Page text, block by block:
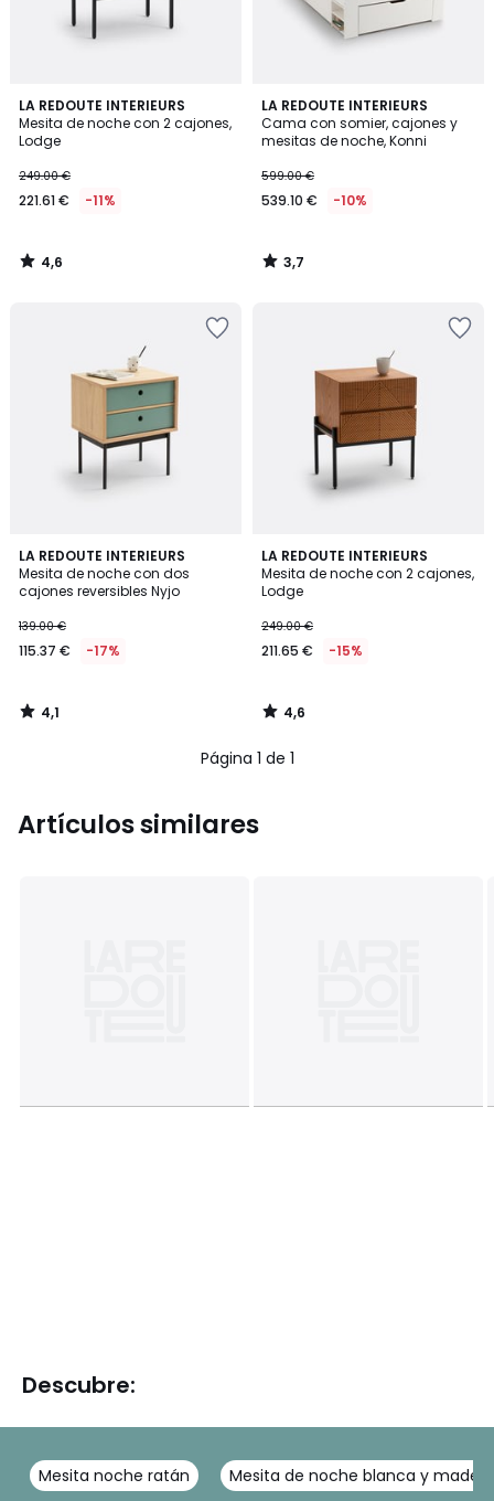
LA REDOUTE INTERIEURS
Mesita de noche con 2 cajones,
Lodge
249.00 €
221.61 € -11%
4,6
/ 5
4,6
/
LA REDOUTE INTERIEURS
Cama con somier, cajones y
mesitas de noche, Konni
599.00 €
539.10 € -10%
3,7
/ 5
3,7
/
LA REDOUTE INTERIEURS
Mesita de noche con dos
cajones reversibles Nyjo
139.00 €
115.37 € -17%
4,1
/ 5
4,1
/
LA REDOUTE INTERIEURS
Mesita de noche con 2 cajones,
Lodge
249.00 €
211.65 € -15%
4,6
/ 5
4,6
/
Página 1 de 1
Artículos similares
Descubre:
Mesita noche ratán Mesita de noche blanca y madera